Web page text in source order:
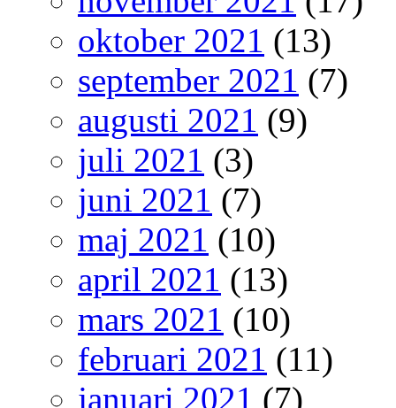
oktober 2021 (13)
september 2021 (7)
augusti 2021 (9)
juli 2021 (3)
juni 2021 (7)
maj 2021 (10)
april 2021 (13)
mars 2021 (10)
februari 2021 (11)
januari 2021 (7)